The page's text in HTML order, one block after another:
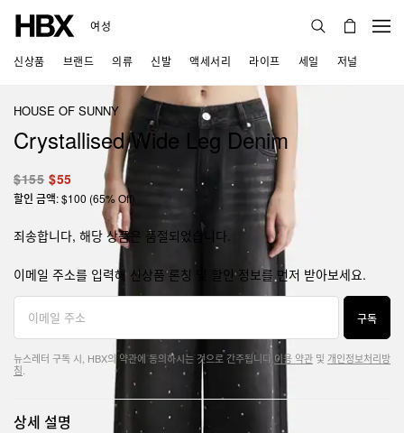
여성
신상품 브랜드 의류 신발 액세서리 라이프 세일 저널
HOUSE OF SUNNY
Crystallised Wide Leg Denim
$155 $55
할인 금액: $100 (65% Off)
죄송합니다, 해당 상품은 품절되었습니다.
이메일 주소를 입력해 신상품 론칭 및 할인 정보를 먼저 받아보세요.
구독
뉴스레터 구독 시, HBX의 약관에 동의하시는 것으로 간주됩니다. 이용 약관 및 개인정보처리방
침
상세 설명